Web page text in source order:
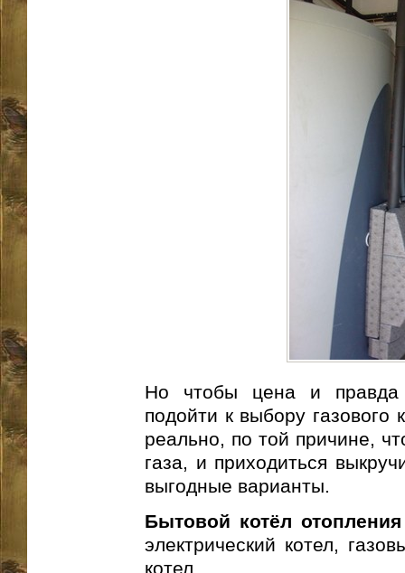
Но чтобы цена и
подойти к выбору газового
реально, по той причине,
газа, и приходиться
выгодные варианты.
Бытовой котёл отопления
электрический котел,
котел.